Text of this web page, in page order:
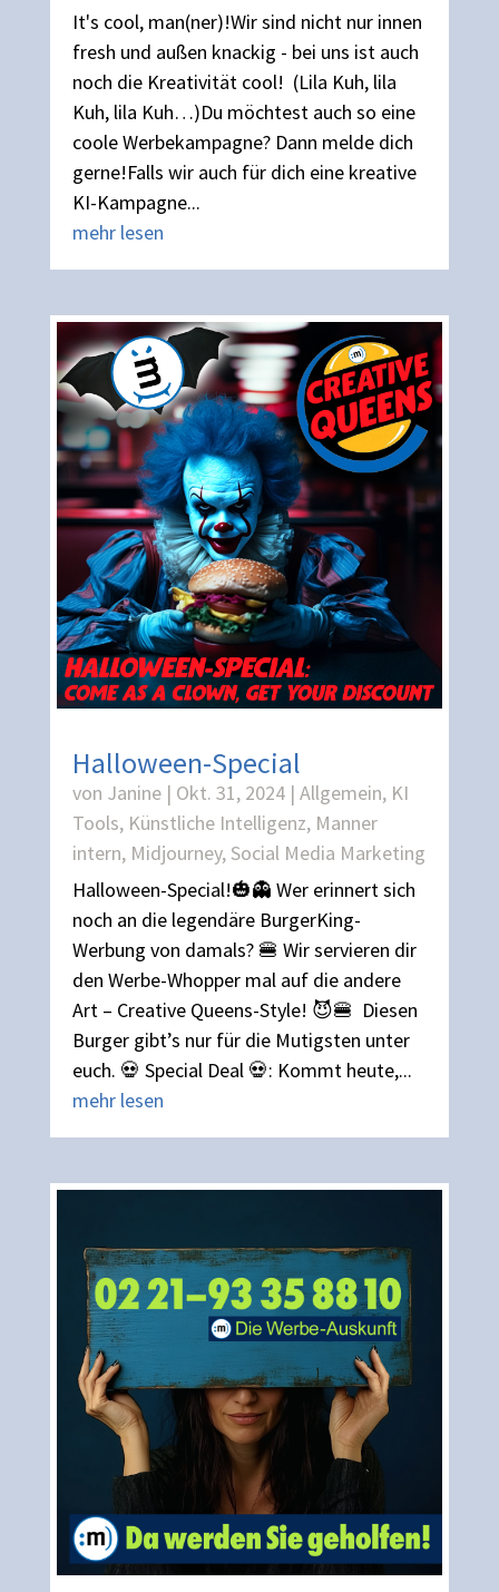
It's cool, man(ner)!Wir sind nicht nur innen
fresh und außen knackig - bei uns ist auch
noch die Kreativität cool! (Lila Kuh, lila
Kuh, lila Kuh…)Du möchtest auch so eine
coole Werbekampagne? Dann melde dich
gerne!Falls wir auch für dich eine kreative
KI-Kampagne...
mehr lesen
Halloween-Special
von Janine| Okt. 31, 2024| Allgemein, KI
Tools, Künstliche Intelligenz, Manner
intern, Midjourney,Social Media Marketing
Halloween-Special!🎃👻 Wer erinnert sich
noch an die legendäre BurgerKing-
Werbung von damals? 🍔 Wir servieren dir
den Werbe-Whopper mal auf die andere
Art – Creative Queens-Style! 😈🍔 Diesen
Burger gibt’s nur für die Mutigsten unter
euch. 💀 Special Deal 💀: Kommt heute,...
mehr lesen